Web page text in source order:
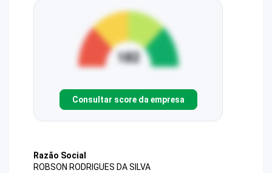
Consultar score da empresa
Razão Social
ROBSON RODRIGUES DA SILVA